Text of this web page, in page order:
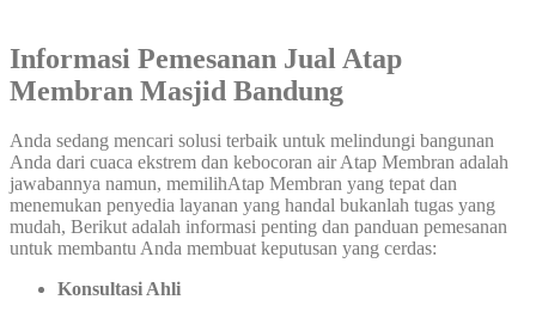
Informasi Pemesanan Jual Atap
Membran Masjid Bandung
Anda sedang mencari solusi terbaik untuk melindungi bangunan
Anda dari cuaca ekstrem dan kebocoran air Atap Membran adalah
jawabannya namun, memilihAtap Membran yang tepat dan
menemukan penyedia layanan yang handal bukanlah tugas yang
mudah, Berikut adalah informasi penting dan panduan pemesanan
untuk membantu Anda membuat keputusan yang cerdas:
Konsultasi Ahli